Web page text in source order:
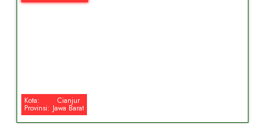
Kota: Cianjur
Provinsi: Jawa Barat